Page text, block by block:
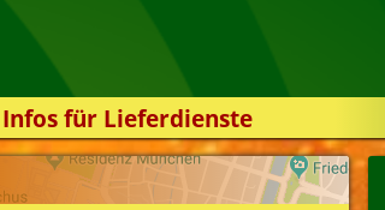
Infos für Lieferdienste
Kassensystem
Zuverlässigkeit